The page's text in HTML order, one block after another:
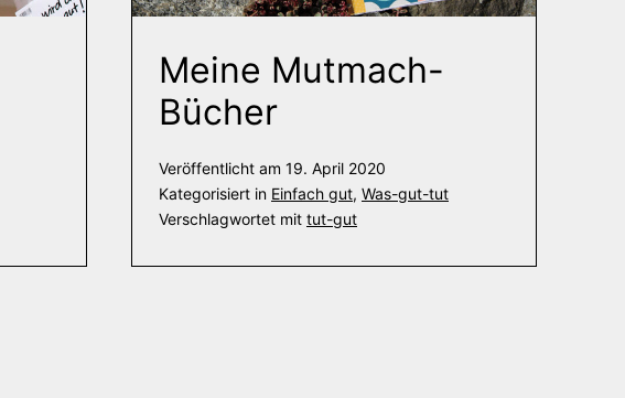
Meine Mutmach-
Bücher
Veröffentlicht am 19. April 2020
Kategorisiert in Einfach gut, Was-gut-tut
Verschlagwortet mit tut-gut